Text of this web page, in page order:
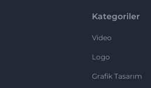
Kategoriler
Video
Logo
Grafik Tasarım